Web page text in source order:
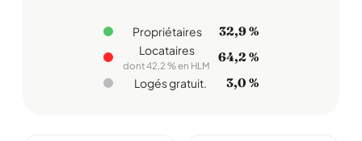
Propriétaires 32,9 %
Locataires
dont 42,2 % en HLM
64,2 %
Logés gratuit. 3,0 %